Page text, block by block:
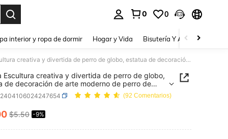
0 0
interior y ropa de dormir Hogar y Vida Bisutería Y Accesorios
1 pieza Escultura creativa y divertida de perro de globo, estatua de decoración de arte moderno de perro de globo acuclillado, adecuada para decoración interior de sala de estar, granja, dormitorio, oficina, gabinete, estante y armario, mejor regalo
Escultura creativa y divertida de perro de globo,
de decoración de arte moderno de perro de
adecuada para decoración interior de
estar, granja, dormitorio, oficina, gabinete,
y armario, mejor regalo
(92 Comentarios)
AND AVAILABILITY
$5.50 -9%